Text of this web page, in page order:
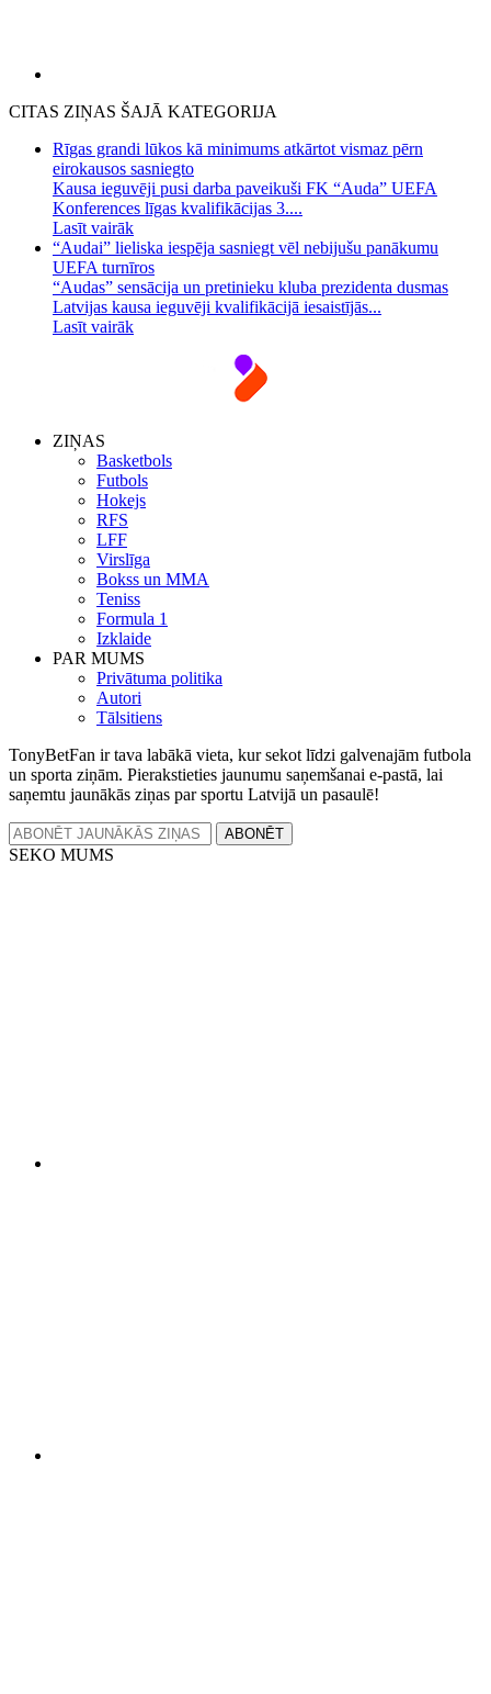
CITAS ZIŅAS ŠAJĀ KATEGORIJA
Rīgas grandi lūkos kā minimums atkārtot vismaz pērn
eirokausos sasniegto
Kausa ieguvēji pusi darba paveikuši FK “Auda” UEFA
Konferences līgas kvalifikācijas 3....
Lasīt vairāk
“Audai” lieliska iespēja sasniegt vēl nebijušu panākumu
UEFA turnīros
“Audas” sensācija un pretinieku kluba prezidenta dusmas
Latvijas kausa ieguvēji kvalifikācijā iesaistījās...
Lasīt vairāk
ZIŅAS
Basketbols
Futbols
Hokejs
RFS
LFF
Virslīga
Bokss un MMA
Teniss
Formula 1
Izklaide
PAR MUMS
Privātuma politika
Autori
Tālsitiens
TonyBetFan ir tava labākā vieta, kur sekot līdzi galvenajām futbola
un sporta ziņām. Pierakstieties jaunumu saņemšanai e-pastā, lai
saņemtu jaunākās ziņas par sportu Latvijā un pasaulē!
ABONĒT
SEKO MUMS